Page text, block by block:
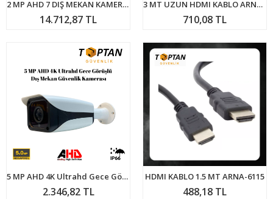
2 MP AHD 7 DIŞ MEKAN KAMERALI GÜVENLİK SETİ ARNA-7127
14.712,87 TL
3 MT UZUN HDMI KABLO ARNA-6333
710,08 TL
5 MP AHD 4K Ultrahd Gece Görüşlü Dış Mekan Güvenlik Kamerası ARNA-2095
2.346,82 TL
HDMI KABLO 1.5 MT ARNA-6115
488,18 TL